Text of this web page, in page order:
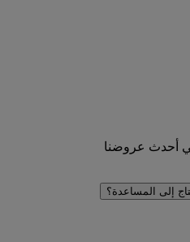
أحدث عروضنا
إلى المساعدة؟